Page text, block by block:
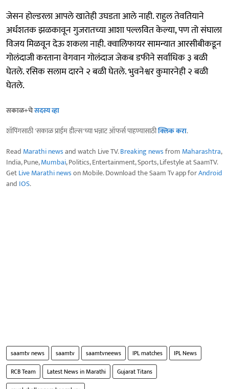
जेसन होल्डरला आपले खातेही उघडता आले नाही. राहुल तेवतियाने
अर्धशतक झळकावून गुजरातच्या आशा पल्लवित केल्या, पण तो संघाला
विजय मिळवून देऊ शकला नाही. क्वालिफायर सामन्यात आरसीबीकडून
गोलंदाजी करताना वेगवान गोलंदाज जेकब डफीने सर्वाधिक ३ बळी
घेतले. रसिक सलाम दारने २ बळी घेतले. भुवनेश्वर कुमारनेही २ बळी
घेतले.
सकाळ+चेसदस्य व्हा
शॉपिंगसाठी 'सकाळ प्राईम डील्स'च्या भन्नाट ऑफर्स पाहण्यासाठीक्लिक करा.
Read Marathi newsand watch Live TV.Breaking newsfrom Maharashtra,
India, Pune,Mumbai, Politics, Entertainment, Sports, Lifestyle at SaamTV.
GetLive Marathi newson Mobile. Download the Saam Tv app forAndroid
and IOS.
saamtv news saamtv saamtvneews IPL matches
IPL News
RCB Team
Latest News in Marathi
Gujarat Titans